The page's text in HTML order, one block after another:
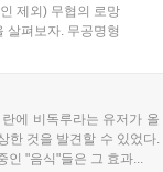
제외) 무협의 로망
살펴보자. 무공명형
에 비독루라는 유저가 올
한 것을 발견할 수 있었다.
인 "음식"들은 그 효과...